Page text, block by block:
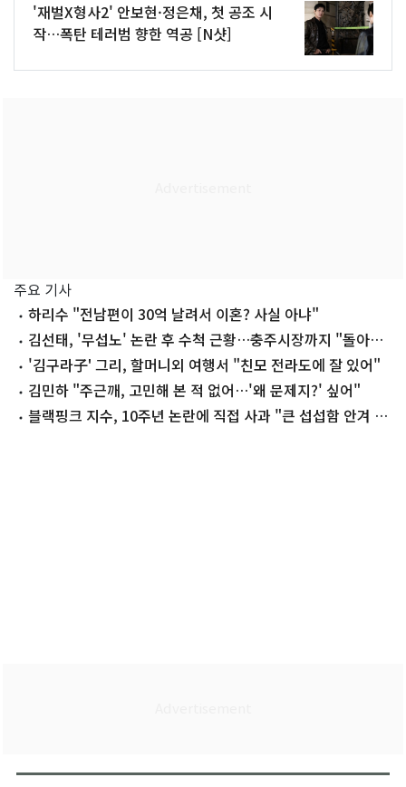
'재벌X형사2' 안보현·정은채, 첫 공조 시
작…폭탄 테러범 향한 역공 [N샷]
주요 기사
하리수 "전남편이 30억 날려서 이혼? 사실 아냐"
김선태, '무섭노' 논란 후 수척 근황…충주시장까지 "돌아올
생각 없냐?"
'김구라子' 그리, 할머니외 여행서 "친모 전라도에 잘 있어"
김민하 "주근깨, 고민해 본 적 없어…'왜 문제지?' 싶어"
블랙핑크 지수, 10주년 논란에 직접 사과 "큰 섭섭함 안겨 미